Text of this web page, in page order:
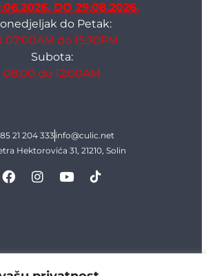
DO 29.08.2026.
do Petak:
07:00AM do 15:30PM
Subota:
08:00 do 12:00AM
21 204 333info@culic.net
Hektorovića 31, 21210, Solin